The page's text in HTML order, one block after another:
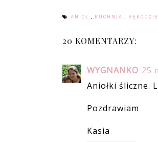
ANIOŁ KUCHNIA
20 KOMENTARZY:
WYGNANKO 25
Aniołki śliczne.
Pozdrawiam
Kasia